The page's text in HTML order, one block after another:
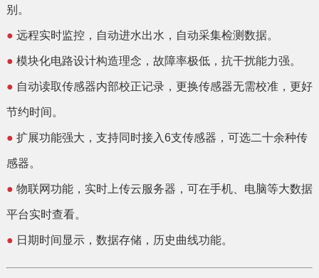
别。
● 远程实时监控，自动进水出水，自动采集检测数据。
● 模块化电路设计构造理念，故障率极低，抗干扰能力强。
● 自动读取传感器内部校正记录，更换传感器无需校准，更好
节约时间。
● 扩展功能强大，支持同时接入6支传感器，可选二十余种传
感器。
● 物联网功能，实时上传云服务器，可在手机、电脑等大数据
平台实时查看。
● 日期时间显示，数据存储，历史曲线功能。